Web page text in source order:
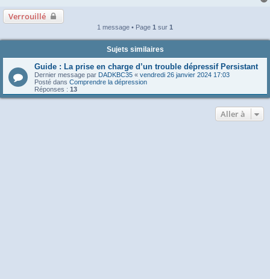
Verrouillé
1 message • Page 1 sur 1
Sujets similaires
Guide : La prise en charge d’un trouble dépressif Persistant
Dernier message par DADKBC35 « vendredi 26 janvier 2024 17:03
Posté dans Comprendre la dépression
Réponses : 13
Aller à